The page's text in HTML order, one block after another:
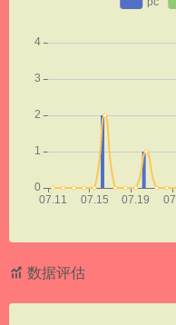
数据评估